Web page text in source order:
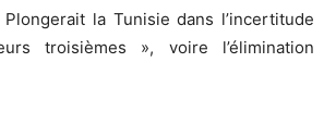
Plongerait la Tunisie dans l’incertitude
troisièmes », voire l’élimination